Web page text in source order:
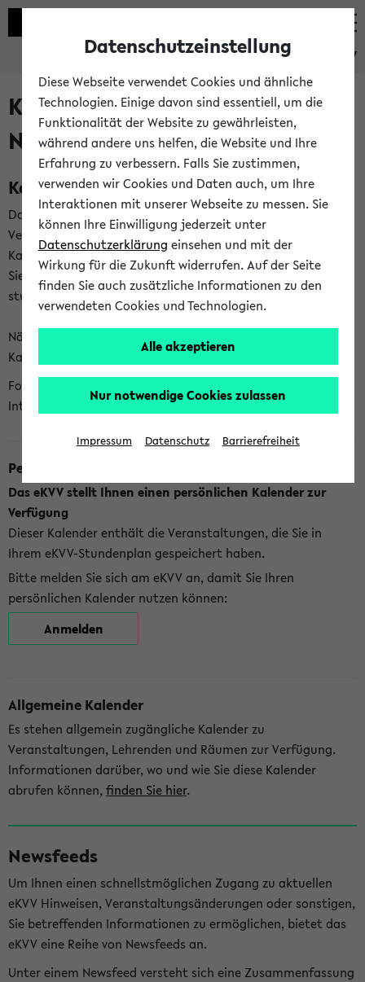
eKVV
Kalenderintegration und
Newsfeeds
Kalenderintegration
Das eKVV bietet Ihnen die Möglichkeit,
Veranstaltungstermine in eine Vielzahl von
Kalenderanwendungen einzubinden. Auf diese Weise können
Sie einen gemeinsamen Überblick über Ihre privaten und
studienbezogenen Termine erhalten.
Näheres zu Vorteilen und Funktionsweise der
Kalenderintegration können Sie auf unserer
Folgende Kalender bietet Ihnen das eKVV derzeit zur
Integration an:
Persönlicher Kalender
Das eKVV stellt Ihnen einen persönlichen Kalender zur
Verfügung
Dieser Kalender enthält die Veranstaltungen, die Sie in
Ihrem eKVV-Stundenplan gespeichert haben.
Bitte melden Sie sich am eKVV an, damit Sie Ihren
persönlichen Kalender nutzen können:
Anmelden
Allgemeine Kalender
Es stehen allgemein zugängliche Kalender zu
Veranstaltungen, Lehrenden und Räumen zur Verfügung.
Informationen darüber, wo und wie Sie diese Kalender
abrufen können, finden Sie hier.
Newsfeeds
Um Ihnen einen schnellstmöglichen Zugang zu aktuellen
eKVV Hinweisen, Veranstaltungsänderungen oder sonstigen,
Sie betreffenden Informationen zu ermöglichen, bietet das
eKVV eine Reihe von Newsfeeds an.
Unter einem Newsfeed versteht sich eine Zusammenfassung
Datenschutzeinstellung
Diese Webseite verwendet Cookies und ähnliche
Technologien. Einige davon sind essentiell, um die
Funktionalität der Website zu gewährleisten,
während andere uns helfen, die Website und Ihre
Erfahrung zu verbessern. Falls Sie zustimmen,
verwenden wir Cookies und Daten auch, um Ihre
Interaktionen mit unserer Webseite zu messen. Sie
können Ihre Einwilligung jederzeit unter
Datenschutzerklärung einsehen und mit der
Wirkung für die Zukunft widerrufen. Auf der Seite
finden Sie auch zusätzliche Informationen zu den
verwendeten Cookies und Technologien.
Alle akzeptieren
Nur notwendige Cookies zulassen
Impressum Datenschutz Barrierefreiheit